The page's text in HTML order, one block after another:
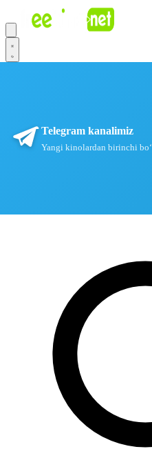
Telegram kanalimiz
Yangi kinolardan birinchi